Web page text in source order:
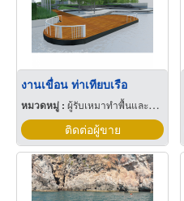
งานเขื่อน ท่าเทียบเรือ
หมวดหมู่ : ผู้รับเหมาทำพื้นและวัตถุ
ติดต่อผู้ขาย